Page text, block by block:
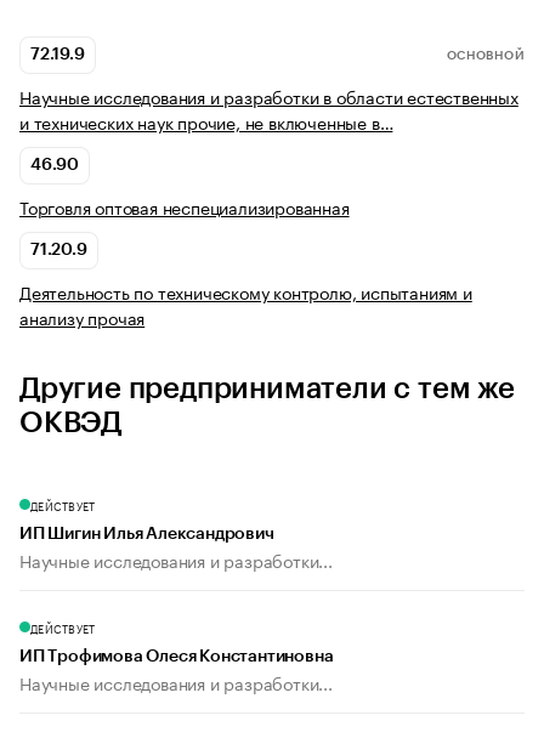
72.19.9 ОСНОВНОЙ
Научные исследования и разработки в области естественных
и технических наук прочие, не включенные в…
46.90
Торговля оптовая неспециализированная
71.20.9
Деятельность по техническому контролю, испытаниям и
анализу прочая
Другие предприниматели с тем же
ОКВЭД
ДЕЙСТВУЕТ
ИП Шигин Илья Александрович
Научные исследования и разработки...
ДЕЙСТВУЕТ
ИП Трофимова Олеся Константиновна
Научные исследования и разработки...